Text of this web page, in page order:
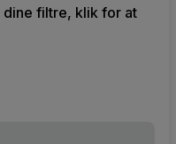
filtre, klik for at